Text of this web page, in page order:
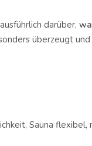
darüber,
überzeugt
Sauna